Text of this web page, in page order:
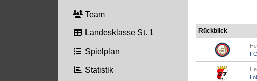
Team
Landesklasse St. 1
Spielplan
Statistik
Rückblick